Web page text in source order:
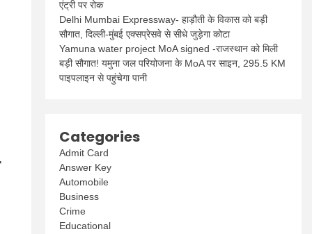
एंट्री पर रोक
Delhi Mumbai Expressway- हाड़ौती के विकास को बड़ी
सौगात, दिल्ली-मुंबई एक्सप्रेसवे से सीधे जुड़ेगा कोटा
Yamuna water project MoA signed -राजस्थान को मिली
बड़ी सौगात! यमुना जल परियोजना के MoA पर साइन, 295.5 KM
पाइपलाइन से पहुंचेगा पानी
Categories
Admit Card
Answer Key
Automobile
Business
Crime
Educational